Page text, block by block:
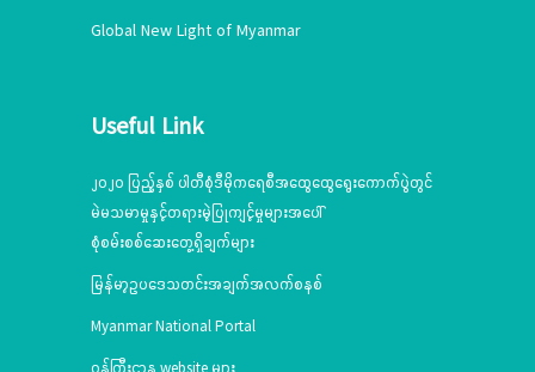
Global New Light of Myanmar
Useful Link
၂၀၂၀ ပြည့်နှစ် ပါတီစုံဒီမိုကရေစီအထွေထွေရွေးကောက်ပွဲတွင်
မဲမသမာမှုနှင့်တရားမဲ့ပြုကျင့်မှုများအပေါ်
စုံစမ်းစစ်ဆေးတွေ့ရှိချက်များ
မြန်မာ့ဥပဒေသတင်းအချက်အလက်စနစ်
Myanmar National Portal
ဝန်ကြီးဌာန website များ